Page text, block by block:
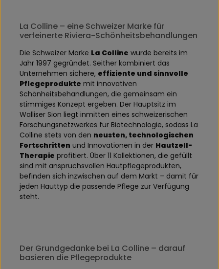
La Colline – eine Schweizer Marke für
verfeinerte Riviera-Schönheitsbehandlungen
Die Schweizer Marke La Colline wurde bereits im
Jahr 1997 gegründet. Seither kombiniert das
Unternehmen sichere, effiziente und sinnvolle
Pflegeprodukte mit innovativen
Schönheitsbehandlungen, die gemeinsam ein
stimmiges Konzept ergeben. Der Hauptsitz im
Walliser Sion liegt inmitten eines schweizerischen
Forschungsnetzwerkes für Biotechnologie, sodass La
Colline stets von den neusten, technologischen
Fortschritten und Innovationen in der Hautzell-
Therapie profitiert. Über 11 Kollektionen, die gefüllt
sind mit anspruchsvollen Hautpflegeprodukten,
befinden sich inzwischen auf dem Markt – damit für
jeden Hauttyp die passende Pflege zur Verfügung
steht.
Der Grundgedanke bei La Colline – darauf
basieren die Pflegeprodukte